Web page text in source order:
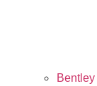
Bentley